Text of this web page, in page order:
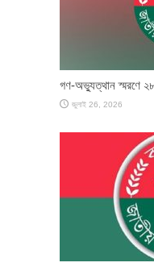
গণ-অভ্যুত্থান স্মরণে
জুলাই 26, 2026